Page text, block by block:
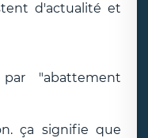
d'actualité et
"abattement
ça signifie que